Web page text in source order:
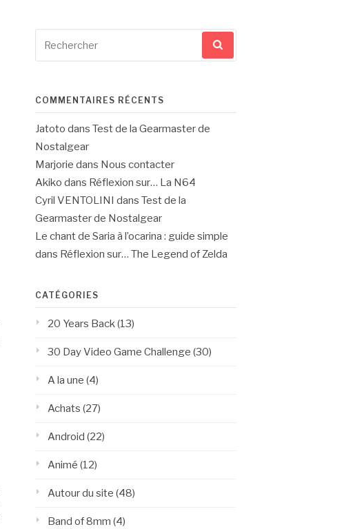
pour
COMMENTAIRES RÉCENTS
Jatoto dans Test de la Gearmaster de
Nostalgear
Marjorie dans Nous contacter
Akiko dans Réflexion sur… La N64
Cyril VENTOLINI dans Test de la
Gearmaster de Nostalgear
Le chant de Saria à l’ocarina : guide simple
dans Réflexion sur… The Legend of Zelda
CATÉGORIES
20 Years Back (13)
30 Day Video Game Challenge (30)
A la une (4)
Achats (27)
Android (22)
Animé (12)
Autour du site (48)
Band of 8mm (4)